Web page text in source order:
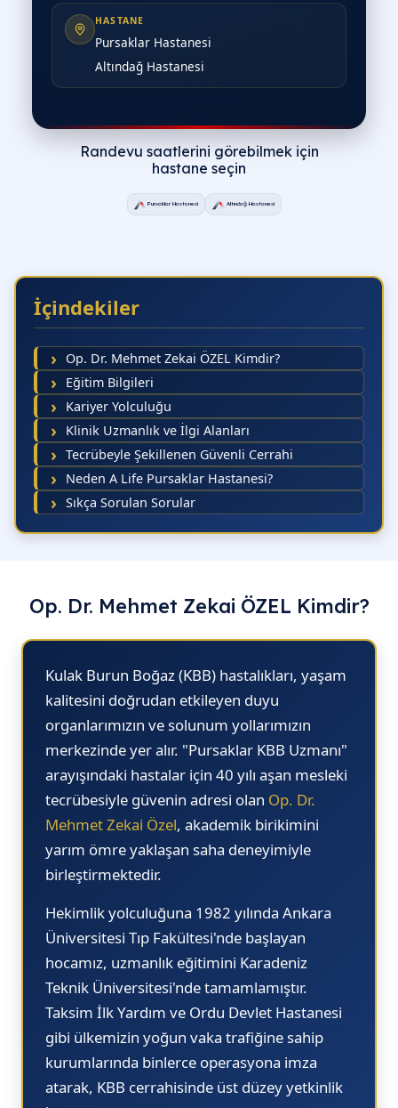
HASTANE
Pursaklar Hastanesi
Altındağ Hastanesi
Randevu saatlerini görebilmek için
hastane seçin
İçindekiler
Op. Dr. Mehmet Zekai ÖZEL Kimdir?
Eğitim Bilgileri
Kariyer Yolculuğu
Klinik Uzmanlık ve İlgi Alanları
Tecrübeyle Şekillenen Güvenli Cerrahi
Neden A Life Pursaklar Hastanesi?
Sıkça Sorulan Sorular
Op. Dr. Mehmet Zekai ÖZEL Kimdir?
Kulak Burun Boğaz (KBB) hastalıkları, yaşam
kalitesini doğrudan etkileyen duyu
organlarımızın ve solunum yollarımızın
merkezinde yer alır. "Pursaklar KBB Uzmanı"
arayışındaki hastalar için 40 yılı aşan mesleki
tecrübesiyle güvenin adresi olan Op. Dr.
Mehmet Zekai Özel, akademik birikimini
yarım ömre yaklaşan saha deneyimiyle
birleştirmektedir.
Hekimlik yolculuğuna 1982 yılında Ankara
Üniversitesi Tıp Fakültesi'nde başlayan
hocamız, uzmanlık eğitimini Karadeniz
Teknik Üniversitesi'nde tamamlamıştır.
Taksim İlk Yardım ve Ordu Devlet Hastanesi
gibi ülkemizin yoğun vaka trafiğine sahip
kurumlarında binlerce operasyona imza
atarak, KBB cerrahisinde üst düzey yetkinlik